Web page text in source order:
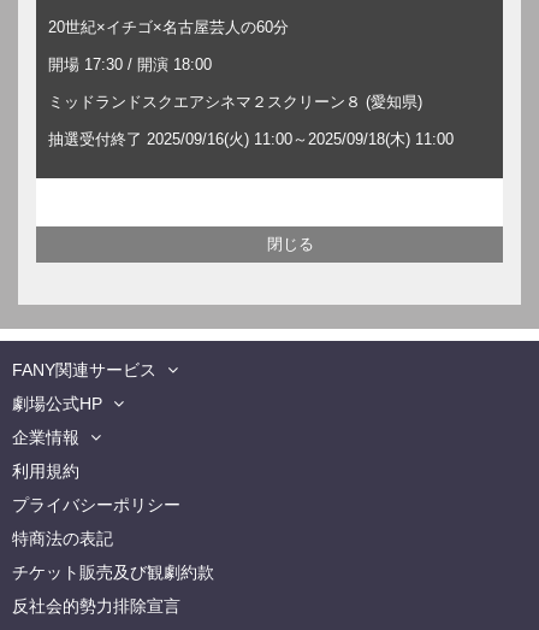
20世紀×イチゴ×名古屋芸人の60分
開場 17:30 / 開演 18:00
ミッドランドスクエアシネマ２スクリーン８ (愛知県)
抽選受付終了 2025/09/16(火) 11:00～2025/09/18(木) 11:00
FANY関連サービス
劇場公式HP
企業情報
利用規約
プライバシーポリシー
特商法の表記
チケット販売及び観劇約款
反社会的勢力排除宣言